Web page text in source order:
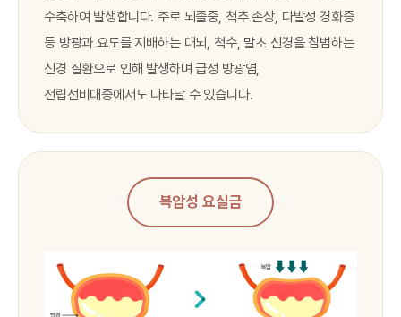
수축하여 발생합니다. 주로 뇌졸중, 척추 손상, 다발성 경화증
등 방광과 요도를 지배하는 대뇌, 척수, 말초 신경을 침범하는
신경 질환으로 인해 발생하며 급성 방광염,
전립선비대증에서도 나타날 수 있습니다.
복압성 요실금